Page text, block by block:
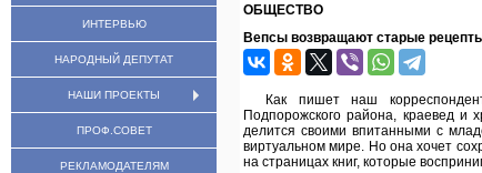
ИНТЕРВЬЮ
НАРОДНЫЙ ДЕПУТАТ
НАШИ ПРОЕКТЫ
ПРОФ.СОВЕТ
РЕКЛАМОДАТЕЛЯМ
ОБЩЕСТВО
Вепсы возвращают старые
Как пишет наш
Подпорожского района, краевед и
делится своими впитанными с
виртуальном мире. Но она хочет
на страницах книг, которые